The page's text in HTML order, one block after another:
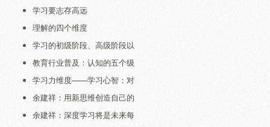
学习要志存高远
理解的四个维度
学习的初级阶段、高级阶段以
教育行业普及：认知的五个级
学习力维度——学习心智：对
余建祥：用新思维创造自己的
余建祥：深度学习将是未来每